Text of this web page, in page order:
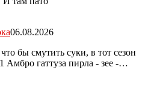
06.08.2026
бы смутить суки, в тот сезон
Амбро гаттуза пирла - зее -…